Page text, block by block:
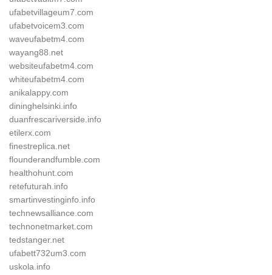
ufabetvillageum7.com
ufabetvoicem3.com
waveufabetm4.com
wayang88.net
websiteufabetm4.com
whiteufabetm4.com
anikalappy.com
dininghelsinki.info
duanfrescariverside.info
etilerx.com
finestreplica.net
flounderandfumble.com
healthohunt.com
retefuturah.info
smartinvestinginfo.info
technewsalliance.com
technonetmarket.com
tedstanger.net
ufabett732um3.com
uskola.info